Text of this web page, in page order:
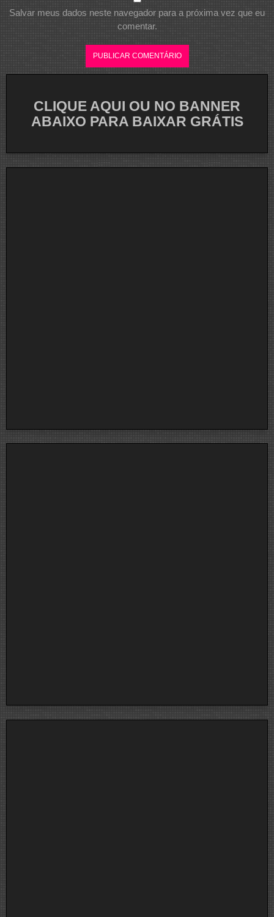
Salvar meus dados neste navegador para a próxima vez que eu
comentar.
CLIQUE AQUI OU NO BANNER
ABAIXO PARA BAIXAR GRÁTIS